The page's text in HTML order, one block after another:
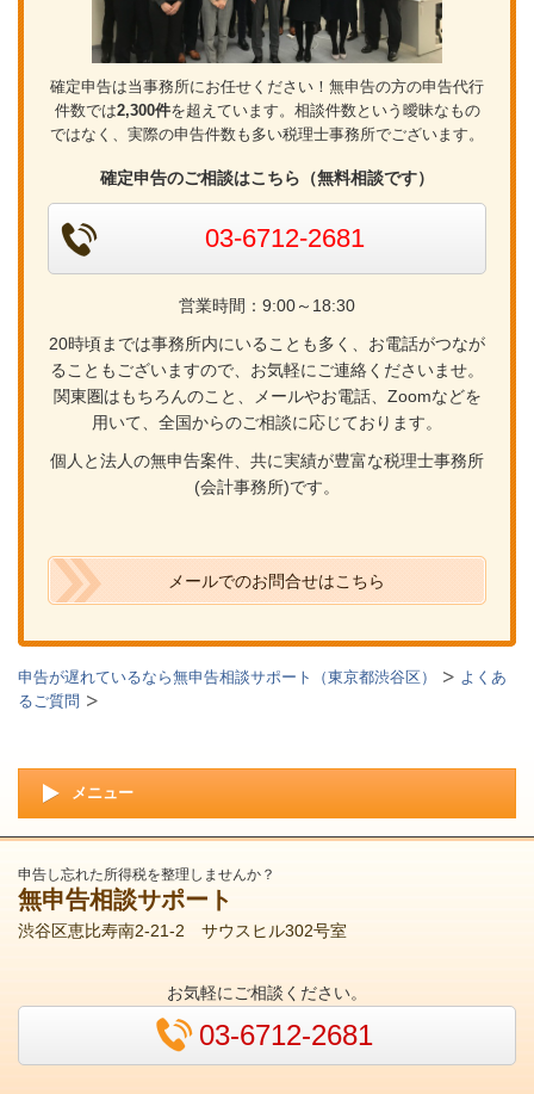
確定申告は当事務所にお任せください！無申告の方の申告代行
件数では2,300件を超えています。相談件数という曖昧なもの
ではなく、実際の申告件数も多い税理士事務所でございます。
確定申告のご相談はこちら（無料相談です）
03-6712-2681
営業時間：9:00～18:30
20時頃までは事務所内にいることも多く、お電話がつなが
ることもございますので、お気軽にご連絡くださいませ。
関東圏はもちろんのこと、メールやお電話、Zoomなどを
用いて、全国からのご相談に応じております。
個人と法人の無申告案件、共に実績が豊富な税理士事務所
(会計事務所)です。
メールでのお問合せはこちら
申告が遅れているなら無申告相談サポート（東京都渋谷区）
よくあ
るご質問
メニュー
申告し忘れた所得税を整理しませんか？
無申告相談サポート
渋谷区恵比寿南2-21-2 サウスヒル302号室
お気軽にご相談ください。
03-6712-2681